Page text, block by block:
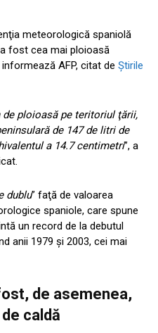
meteorologică spaniolă
fost cea mai ploioasă
AFP, citat de Știrile
ploioasă pe teritoriul ţării,
de 147 de litri de
a 14.7 centimetri”, a
dublu” faţă de valoarea
spaniole, care spune
un record de la debutul
anii 1979 şi 2003, cei mai
de asemenea,
caldă